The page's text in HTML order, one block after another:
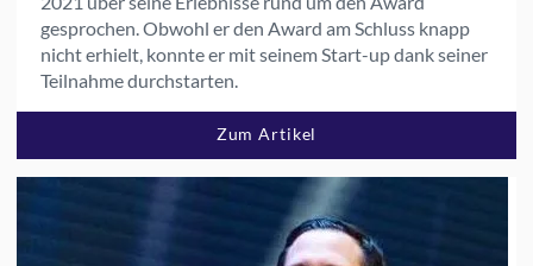
gesprochen. Obwohl er den Award am Schluss knapp
nicht erhielt, konnte er mit seinem Start-up dank seiner
Teilnahme durchstarten.
Zum Artikel